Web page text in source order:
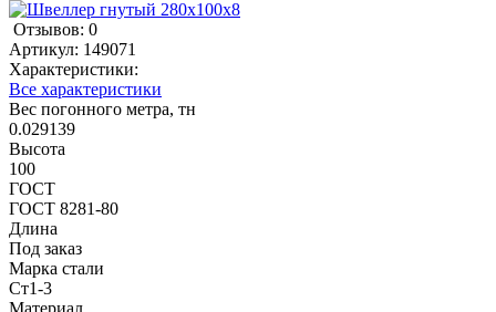
Отзывов: 0
Артикул: 149071
Характеристики:
Все характеристики
Вес погонного метра, тн
0.029139
Высота
100
ГОСТ
ГОСТ 8281-80
Длина
Под заказ
Марка стали
Ст1-3
Материал